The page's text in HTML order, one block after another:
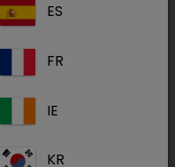
ES
FR
IE
KR